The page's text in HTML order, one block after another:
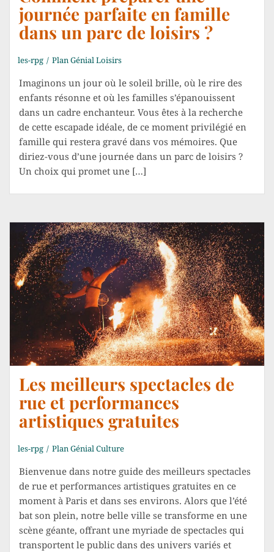
journée parfaite en famille
dans un parc de loisirs ?
les-rpg Plan Génial Loisirs
Imaginons un jour où le soleil brille, où le rire des
enfants résonne et où les familles s’épanouissent
dans un cadre enchanteur. Vous êtes à la recherche
de cette escapade idéale, de ce moment privilégié en
famille qui restera gravé dans vos mémoires. Que
diriez-vous d’une journée dans un parc de loisirs ?
Un choix qui promet une […]
Les meilleurs spectacles de
rue et performances
artistiques gratuites
les-rpg Plan Génial Culture
Bienvenue dans notre guide des meilleurs spectacles
de rue et performances artistiques gratuites en ce
moment à Paris et dans ses environs. Alors que l’été
bat son plein, notre belle ville se transforme en une
scène géante, offrant une myriade de spectacles qui
transportent le public dans des univers variés et